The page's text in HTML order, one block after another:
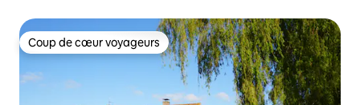
Coup de cœur voyageurs
Coup de cœur voyageurs